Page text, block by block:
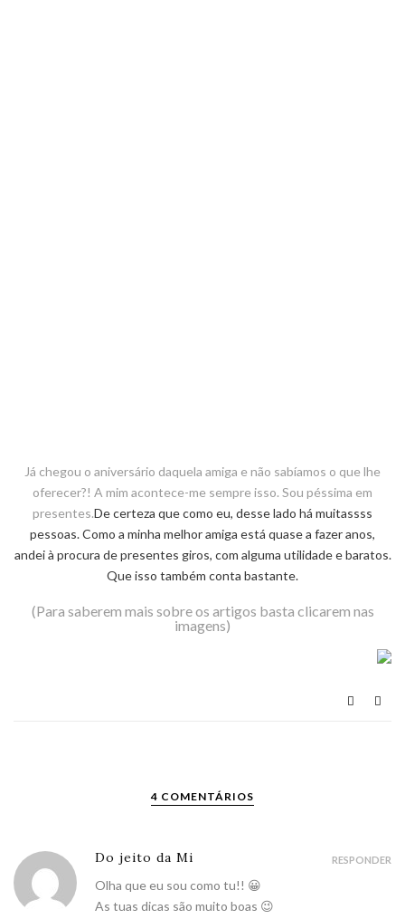
Já chegou o aniversário daquela amiga e não sabíamos o que lhe
oferecer?! A mim acontece-me sempre isso. Sou péssima em
presentes.De certeza que como eu, desse lado há muitassss
pessoas. Como a minha melhor amiga está quase a fazer anos,
andei à procura de presentes giros, com alguma utilidade e baratos.
Que isso também conta bastante.
(Para saberem mais sobre os artigos basta clicarem nas
imagens)
4 COMENTÁRIOS
Do jeito da Mi
Olha que eu sou como tu!! 😀
As tuas dicas são muito boas 😉
RESPONDER